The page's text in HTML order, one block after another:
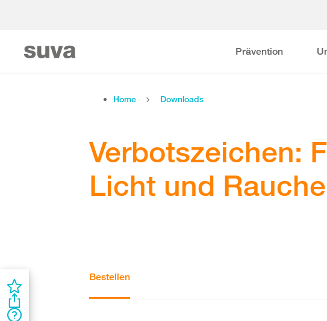
Prävention
Home Downloads
Verbotszeichen:
Licht und
Bestellen